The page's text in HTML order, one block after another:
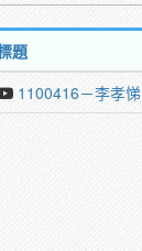
題
1100416－李孝